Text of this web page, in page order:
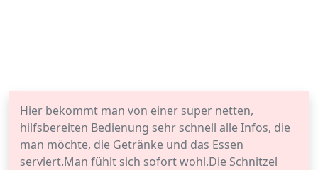
Hier bekommt man von einer super netten,
hilfsbereiten Bedienung sehr schnell alle Infos, die
man möchte, die Getränke und das Essen
serviert.Man fühlt sich sofort wohl.Die Schnitzel